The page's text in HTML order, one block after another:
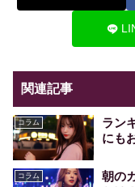
関連記事
コラム
ラン
にも
コラム
朝の